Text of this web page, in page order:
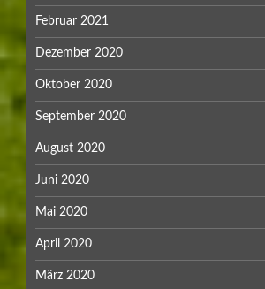
Februar 2021
Dezember 2020
Oktober 2020
September 2020
August 2020
Juni 2020
Mai 2020
April 2020
März 2020